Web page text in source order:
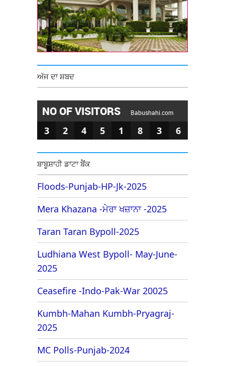
ਅੱਜ ਦਾ ਸ਼ਬਦ
NO OF VISITORS Babushahi.com
3 2 4 5 1 8 3 6
ਬਾਬੂਸ਼ਾਹੀ ਡਾਟਾ ਬੈਂਕ
Floods-Punjab-HP-Jk-2025
Mera Khazana -ਮੇਰਾ ਖਜ਼ਾਨਾ -2025
Taran Taran Bypoll-2025
Ludhiana West Bypoll- May-June-
2025
Ceasefire -Indo-Pak-War 20025
Kumbh-Mahan Kumbh-Pryagraj-
2025
MC Polls-Punjab-2024